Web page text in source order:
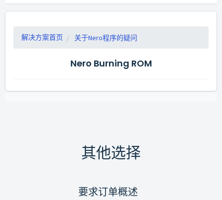
解决方案首页 关于Nero程序的疑问
Nero Burning ROM
其他选择
要求订单概述